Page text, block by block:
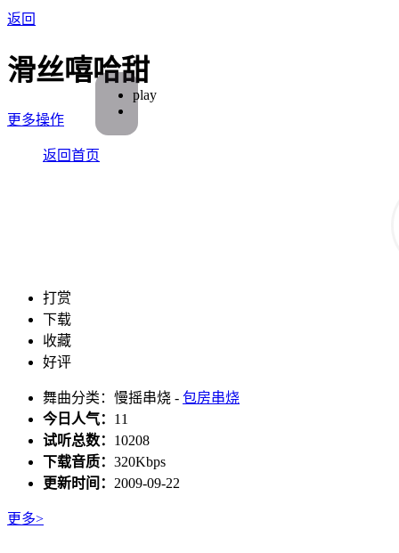
返回
滑丝嘻哈甜
更多操作
返回首页
打赏
下载
收藏
好评
舞曲分类：慢摇串烧 - 包房串烧
今日人气： 11
试听总数： 10208
下载音质： 320Kbps
更新时间： 2009-09-22
更多>
play